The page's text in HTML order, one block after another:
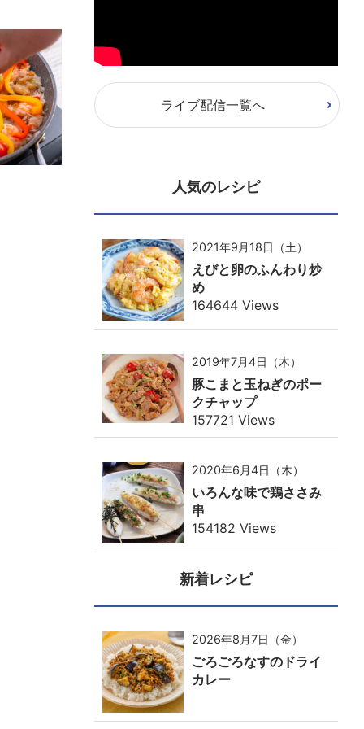
ライブ配信一覧へ
人気のレシピ
2021年9月18日（土）
えびと卵のふんわり炒
め
164644 Views
2019年7月4日（木）
豚こまと玉ねぎのポー
クチャップ
157721 Views
2020年6月4日（木）
いろんな味で鶏ささみ
串
154182 Views
新着レシピ
2026年8月7日（金）
ごろごろなすのドライ
カレー